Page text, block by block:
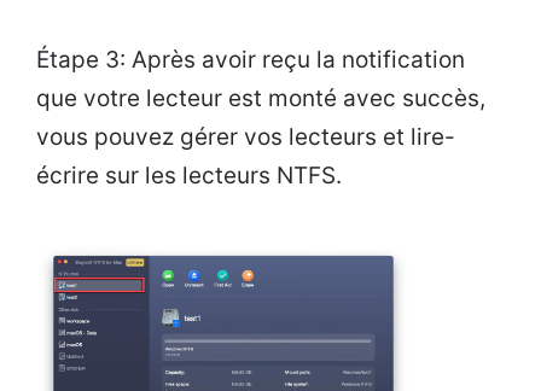
Étape 3: Après avoir reçu la notification
que votre lecteur est monté avec succès,
vous pouvez gérer vos lecteurs et lire-
écrire sur les lecteurs NTFS.